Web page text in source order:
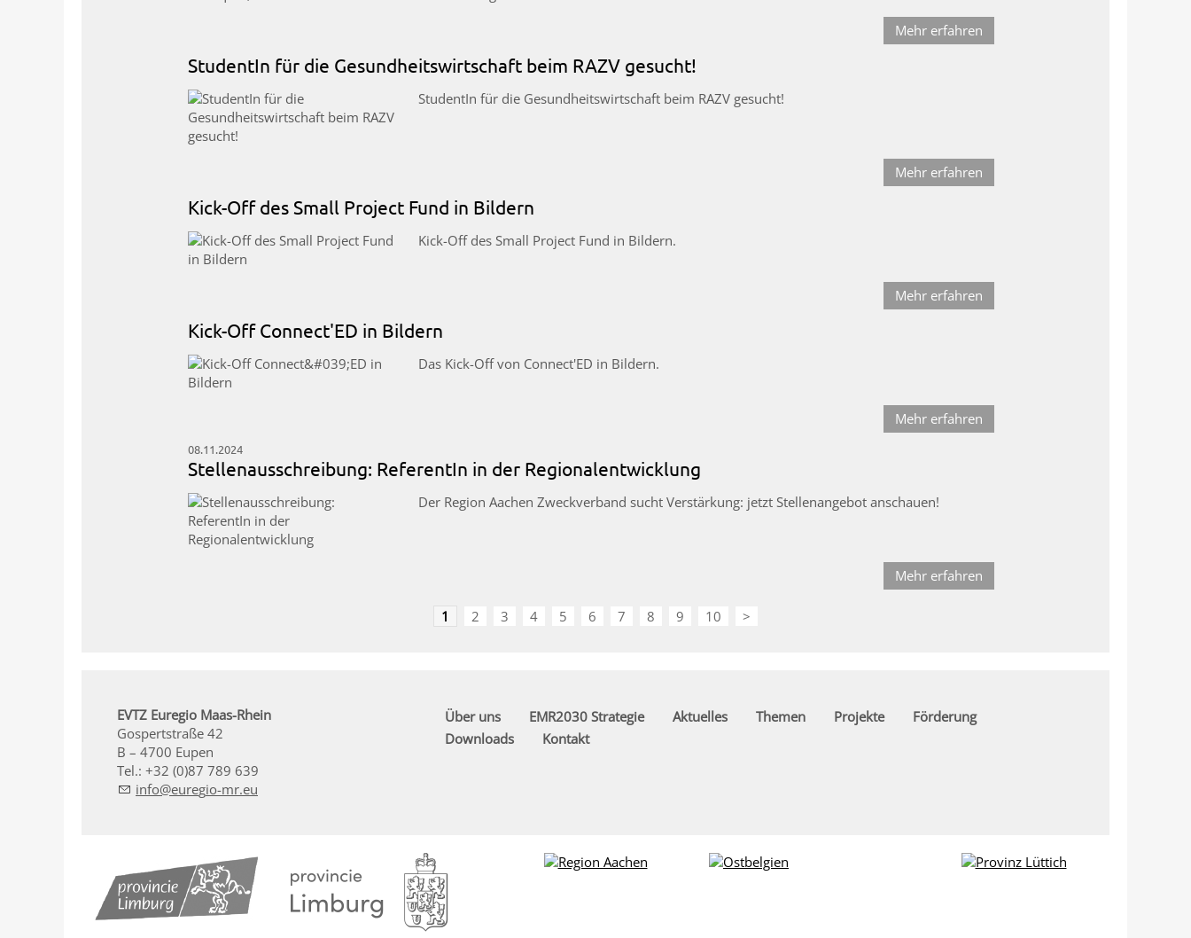
Mehr erfahren
StudentIn für die Gesundheitswirtschaft beim RAZV gesucht!
StudentIn für die Gesundheitswirtschaft beim RAZV gesucht!
Mehr erfahren
Kick-Off des Small Project Fund in Bildern
Kick-Off des Small Project Fund in Bildern.
Mehr erfahren
Kick-Off Connect'ED in Bildern
Das Kick-Off von Connect'ED in Bildern.
Mehr erfahren
08.11.2024
Stellenausschreibung: ReferentIn in der Regionalentwicklung
Der Region Aachen Zweckverband sucht Verstärkung: jetzt Stellenangebot anschauen!
Mehr erfahren
1 2 3 4 5 6 7 8 9 10 >
EVTZ Euregio Maas-Rhein
Gospertstraße 42
B – 4700 Eupen
Tel.: +32 (0)87 789 639
nf
r g -mr
Über uns EMR2030 Strategie Aktuelles Themen Projekte
Förderung
Downloads
Kontakt